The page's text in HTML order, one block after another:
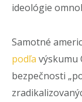
ideológie
Samotné
podľa výskumu
bezpečnosti